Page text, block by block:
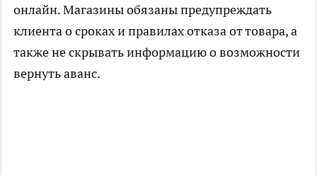
онлайн. Магазины обязаны предупреждать
клиента о сроках и правилах отказа от товара, а
также не скрывать информацию о возможности
вернуть аванс.